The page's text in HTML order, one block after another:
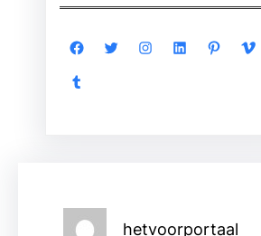
Facebook Twitter Instagram LinkedIn Pinterest
Vimeo
Tumblr
hetvoorportaal